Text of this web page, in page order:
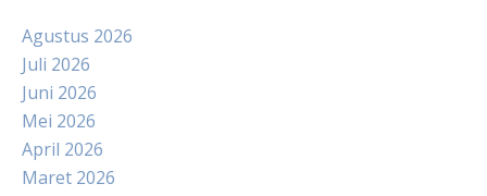
Agustus 2026
Juli 2026
Juni 2026
Mei 2026
April 2026
Maret 2026